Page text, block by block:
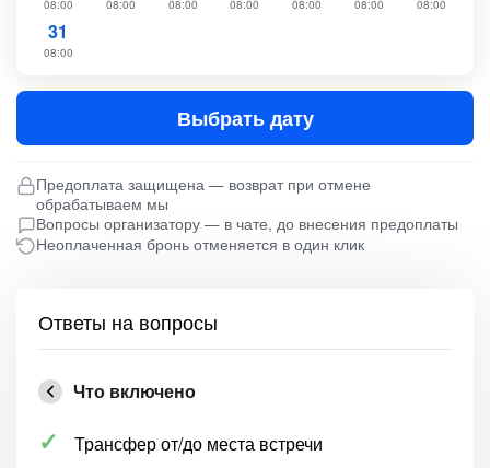
08:00 08:00 08:00 08:00 08:00 08:00 08:00
31
08:00
Выбрать дату
Предоплата защищена — возврат при отмене
обрабатываем мы
Вопросы организатору — в чате, до внесения предоплаты
Неоплаченная бронь отменяется в один клик
Ответы на вопросы
Что включено
Трансфер от/до места встречи